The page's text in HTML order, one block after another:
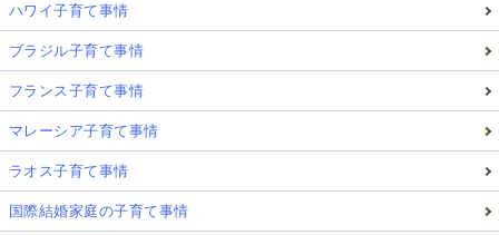
ハワイ子育て事情
ブラジル子育て事情
フランス子育て事情
マレーシア子育て事情
ラオス子育て事情
国際結婚家庭の子育て事情